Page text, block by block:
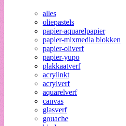
alles
oliepastels
papier-aquarelpapier
papier-mixmedia blokken
papier-oliverf
papier-yupo
plakkaatverf
acrylinkt
acrylverf
aquarelverf
canvas
glasverf
gouache